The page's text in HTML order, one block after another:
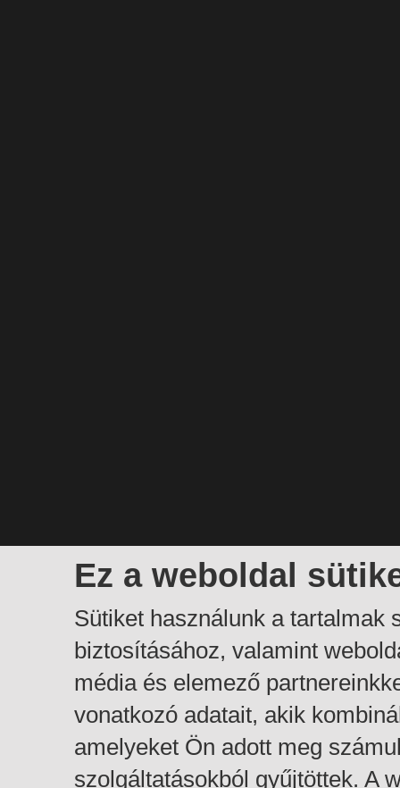
Ez a weboldal
Sütiket használunk a tartalmak
biztosításához, valamint
média és elemező
vonatkozó adatait, akik
amelyeket Ön adott meg
szolgáltatásokból gyűjtöttek. A